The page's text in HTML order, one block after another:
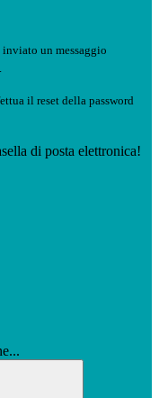
inviato un messaggio
il reset della password
di posta elettronica!